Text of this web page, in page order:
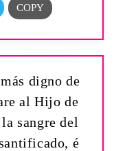
digno de
al Hijo de
sangre del
é